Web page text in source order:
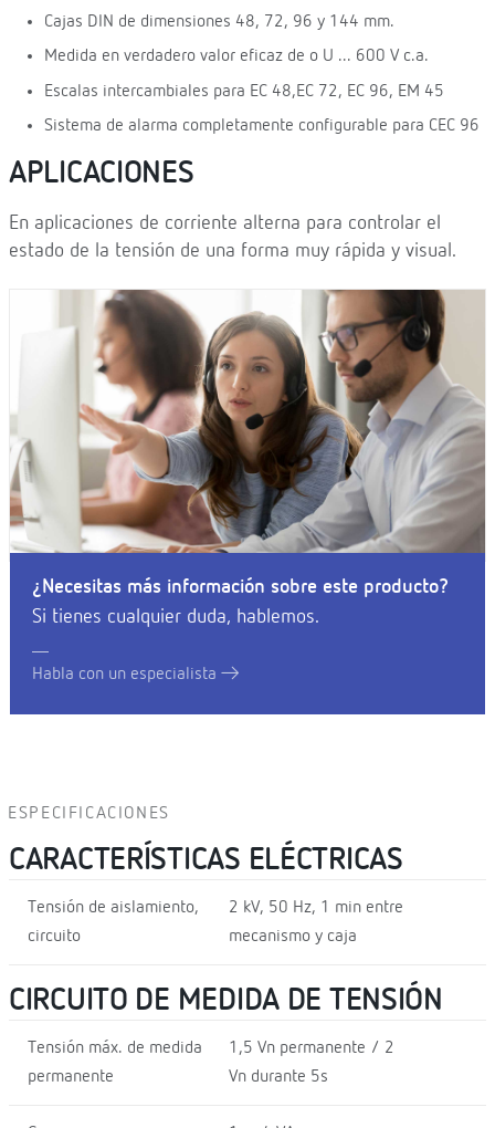
Cajas DIN de dimensiones 48, 72, 96 y 144 mm.
Medida en verdadero valor eficaz de o U ... 600 V c.a.
Escalas intercambiales para EC 48,EC 72, EC 96, EM 45
Sistema de alarma completamente configurable para CEC 96
APLICACIONES
En aplicaciones de corriente alterna para controlar el
estado de la tensión de una forma muy rápida y visual.
¿Necesitas más información sobre este producto?
Si tienes cualquier duda, hablemos.
Habla con un especialista
ESPECIFICACIONES
CARACTERÍSTICAS ELÉCTRICAS
Tensión de aislamiento,
circuito
2 kV, 50 Hz, 1 min entre
mecanismo y caja
CIRCUITO DE MEDIDA DE TENSIÓN
Tensión máx. de medida
permanente
1,5 Vn permanente / 2
Vn durante 5s